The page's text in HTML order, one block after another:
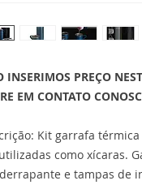
INSERIMOS PREÇO
EM CONTATO
Kit garrafa
como xícaras.
e tampas de